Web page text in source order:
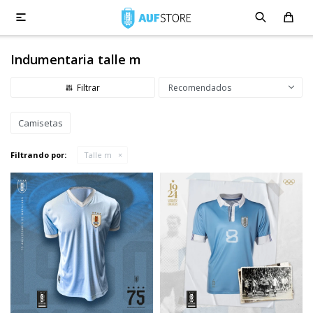

Indumentaria talle m
Recomendados
Camisetas
Filtrando por: Talle m